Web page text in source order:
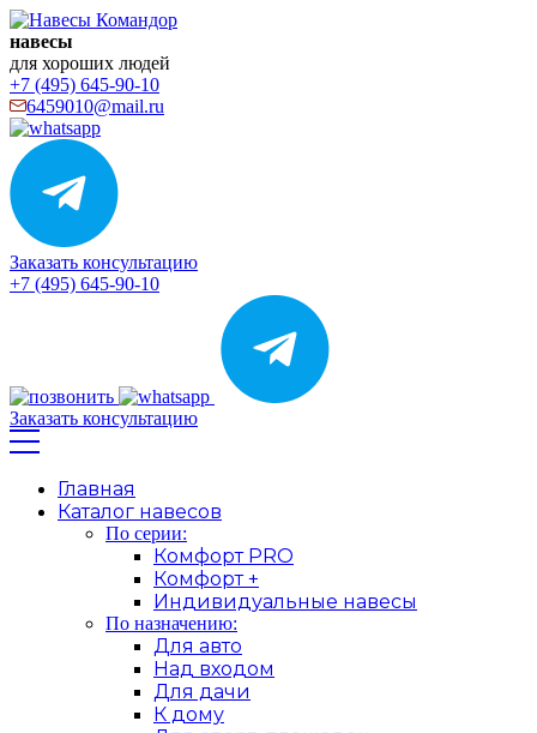
навесы
для хороших людей
+7 (495) 645-90-10
6459010@mail.ru
Заказать консультацию
+7 (495) 645-90-10
Заказать консультацию
Главная
Каталог навесов
По серии:
Комфорт PRO
Комфорт +
Индивидуальные навесы
По назначению:
Для авто
Над входом
Для дачи
К дому